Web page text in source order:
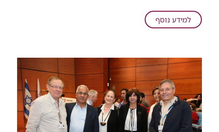
מציל
חיים
למידע נוסףעל
האם
מגייסים
כספים
למחקר
מציל
חיים